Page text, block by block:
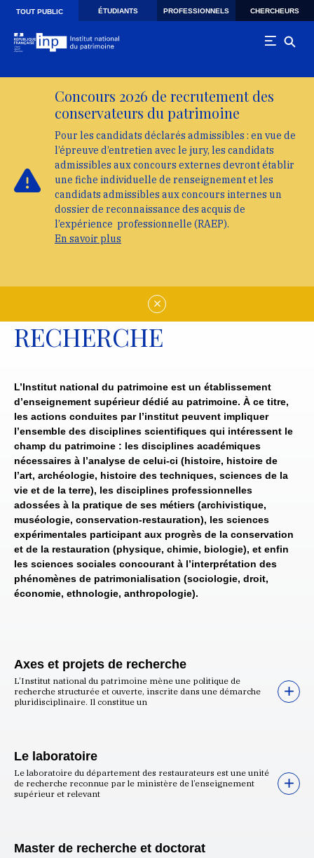
Skip to main navigation
Aller au contenu principal
TOUT PUBLIC ÉTUDIANTS PROFESSIONNELS CHERCHEURS
Concours 2026 de recrutement des
conservateurs du patrimoine
Pour les candidats déclarés admissibles : en vue de
l’épreuve d’entretien avec le jury, les candidats
admissibles aux concours externes devront établir
une fiche individuelle de renseignement et les
candidats admissibles aux concours internes un
dossier de reconnaissance des acquis de
l’expérience professionnelle (RAEP).
En savoir plus
RECHERCHE
L’Institut national du patrimoine est un établissement
d’enseignement supérieur dédié au patrimoine. À ce titre,
les actions conduites par l’institut peuvent impliquer
l’ensemble des disciplines scientifiques qui intéressent le
champ du patrimoine : les disciplines académiques
nécessaires à l’analyse de celui-ci (histoire, histoire de
l’art, archéologie, histoire des techniques, sciences de la
vie et de la terre), les disciplines professionnelles
adossées à la pratique de ses métiers (archivistique,
muséologie, conservation-restauration), les sciences
expérimentales participant aux progrès de la conservation
et de la restauration (physique, chimie, biologie), et enfin
les sciences sociales concourant à l’interprétation des
phénomènes de patrimonialisation (sociologie, droit,
économie, ethnologie, anthropologie).
Axes et projets de recherche
L’Institut national du patrimoine mène une politique de
recherche structurée et ouverte, inscrite dans une démarche
pluridisciplinaire. Il constitue un
Le laboratoire
Le laboratoire du département des restaurateurs est une unité
de recherche reconnue par le ministère de l’enseignement
supérieur et relevant
Master de recherche et doctorat